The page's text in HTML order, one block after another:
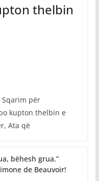
thelbin
Sqarim për
kupton thelbin e
Ata që
bëhesh grua.”
de Beauvoir!